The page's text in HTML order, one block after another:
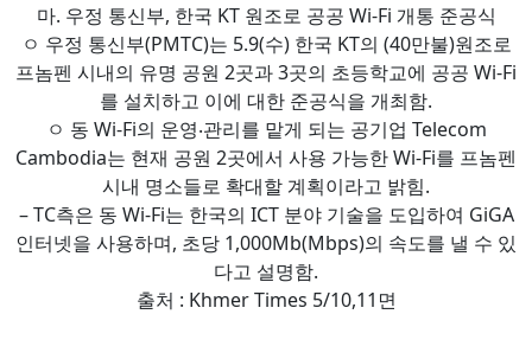
마. 우정 통신부, 한국 KT 원조로 공공 Wi-Fi 개통 준공식
ㅇ 우정 통신부(PMTC)는 5.9(수) 한국 KT의 (40만불)원조로
프놈펜 시내의 유명 공원 2곳과 3곳의 초등학교에 공공 Wi-Fi
를 설치하고 이에 대한 준공식을 개최함.
ㅇ 동 Wi-Fi의 운영‧관리를 맡게 되는 공기업 Telecom
Cambodia는 현재 공원 2곳에서 사용 가능한 Wi-Fi를 프놈펜
시내 명소들로 확대할 계획이라고 밝힘.
– TC측은 동 Wi-Fi는 한국의 ICT 분야 기술을 도입하여 GiGA
인터넷을 사용하며, 초당 1,000Mb(Mbps)의 속도를 낼 수 있
다고 설명함.
출처 : Khmer Times 5/10,11면